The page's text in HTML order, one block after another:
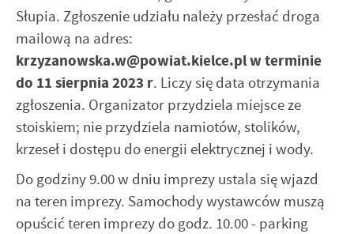
Słupia. Zgłoszenie udziału należy przesłać droga
mailową na adres:
krzyzanowska.w@powiat.kielce.pl w terminie
do 11 sierpnia 2023 r. Liczy się data otrzymania
zgłoszenia. Organizator przydziela miejsce ze
stoiskiem; nie przydziela namiotów, stolików,
krzeseł i dostępu do energii elektrycznej i wody.
Do godziny 9.00 w dniu imprezy ustala się wjazd
na teren imprezy. Samochody wystawców muszą
opuścić teren imprezy do godz. 10.00 - parking
internetowej. Treści promocyjne mogą pojawić się na
stronach podmiotów trzecich lub firm będących naszymi
partnerami oraz innych dostawców usług. Firmy te działają
w charakterze pośredników prezentujących nasze treści w
postaci wiadomości, ofert, komunikatów mediów
społecznościowych.